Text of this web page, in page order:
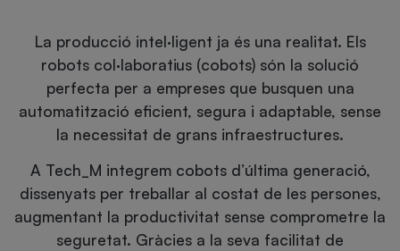
La producció intel·ligent ja és una realitat. Els
robots col·laboratius (cobots) són la solució
perfecta per a empreses que busquen una
automatització eficient, segura i adaptable, sense
la necessitat de grans infraestructures.
A Tech_M integrem cobots d’última generació,
dissenyats per treballar al costat de les persones,
augmentant la productivitat sense comprometre la
seguretat. Gràcies a la seva facilitat de